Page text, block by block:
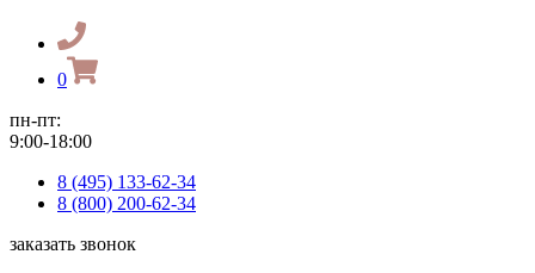
0
пн-пт:
9:00-18:00
8 (495) 133-62-34
8 (800) 200-62-34
заказать звонок